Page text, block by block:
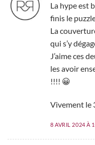
La hype est
finis le
La
qui s’y
J’aime ces
les avoir
!!!! 😀
Vivement le
8 AVRIL 2024 À